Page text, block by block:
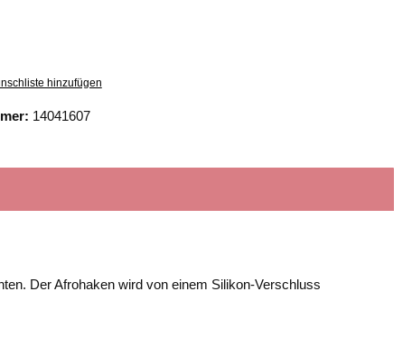
hinzufügen
14041607
Der Afrohaken wird von einem Silikon-Verschluss